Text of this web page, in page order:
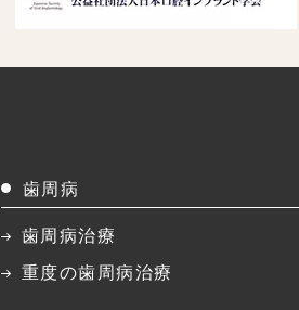
歯周病
歯周病治療
重度の歯周病治療